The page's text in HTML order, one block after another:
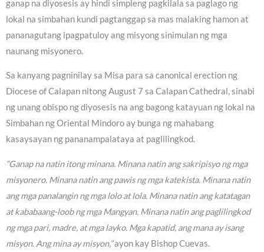
ganap na diyosesis ay hindi simpleng pagkilala sa paglago ng
lokal na simbahan kundi pagtanggap sa mas malaking hamon at
pananagutang ipagpatuloy ang misyong sinimulan ng mga
naunang misyonero.
Sa kanyang pagninilay sa Misa para sa canonical erection ng
Diocese of Calapan nitong August 7 sa Calapan Cathedral, sinabi
ng unang obispo ng diyosesis na ang bagong katayuan ng lokal na
Simbahan ng Oriental Mindoro ay bunga ng mahabang
kasaysayan ng pananampalataya at paglilingkod.
“Ganap na natin itong minana. Minana natin ang sakripisyo ng mga
misyonero. Minana natin ang pawis ng mga katekista. Minana natin
ang mga panalangin ng mga lolo at lola. Minana natin ang katatagan
at kababaang-loob ng mga Mangyan. Minana natin ang paglilingkod
ng mga pari, madre, at mga layko. Mga kapatid, ang mana ay isang
misyon. Ang mina ay misyon,”ayon kay Bishop Cuevas.